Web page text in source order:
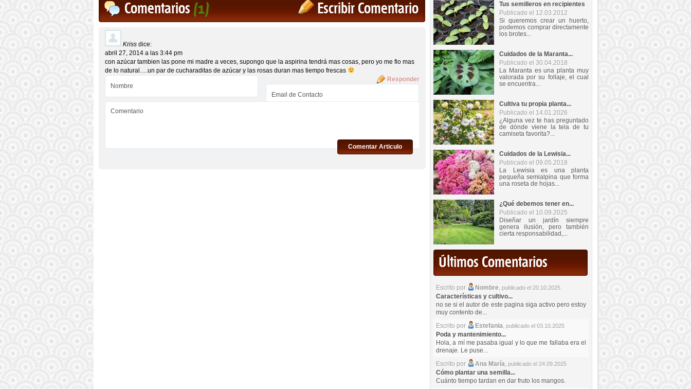
Escribir Comentario
Comentarios(1)
Kriss dice:
abril 27, 2014 a las 3:44 pm
con azúcar tambien las pone mi madre a veces, supongo que la aspirina tendrá mas cosas, pero yo me fio mas
de lo natural….un par de cucharaditas de azúcar y las rosas duran mas tiempo frescas
Responder
Comentar Articulo
Tus semilleros en recipientes
Publicado el 12.03.2012
Si queremos crear un huerto,
podemos comprar directamente
los brotes...
Cuidados de la Maranta...
Publicado el 30.04.2018
La Maranta es una planta muy
valorada por su follaje, el cual
se encuentra...
Cultiva tu propia planta...
Publicado el 14.01.2026
¿Alguna vez te has preguntado
de dónde viene la tela de tu
camiseta favorita?...
Cuidados de la Lewisia...
Publicado el 09.05.2018
La Lewisia es una planta
pequeña semialpina que forma
una roseta de hojas...
¿Qué debemos tener en...
Publicado el 10.09.2025
Diseñar un jardín siempre
genera ilusión, pero también
cierta responsabilidad,...
Últimos Comentarios
Escrito por Nombre, publicado el 20.10.2025
Características y cultivo...
no se si el autor de este pagina siga activo pero estoy
muy contento de...
Escrito por
Estefania, publicado el 03.10.2025
Poda y mantenimiento...
Hola, a mí me pasaba igual y lo que me fallaba era el
drenaje. Le puse...
Escrito por
Ana María, publicado el 24.09.2025
Cómo plantar una semilla...
Cuánto tiempo tardan en dar fruto los mangos.